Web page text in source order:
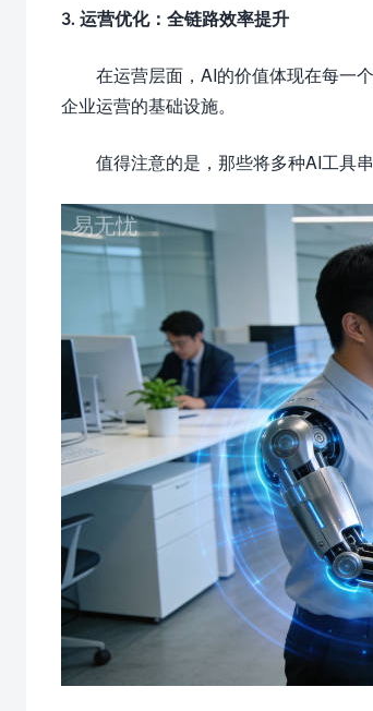
3. 运营优化：全链路效率提升
在运营层面，AI的价值体现在每一
企业运营的基础设施。
值得注意的是，那些将多种AI工具